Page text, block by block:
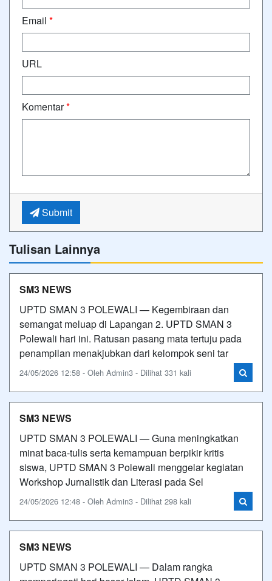
Email *
URL
Komentar*
Submit
Tulisan Lainnya
SM3 NEWS
UPTD SMAN 3 POLEWALI — Kegembiraan dan
semangat meluap di Lapangan 2. UPTD SMAN 3
Polewali hari ini. Ratusan pasang mata tertuju pada
penampilan menakjubkan dari kelompok seni tar
24/05/2026 12:58 - Oleh Admin3 - Dilihat 331 kali
SM3 NEWS
UPTD SMAN 3 POLEWALI — Guna meningkatkan
minat baca-tulis serta kemampuan berpikir kritis
siswa, UPTD SMAN 3 Polewali menggelar kegiatan
Workshop Jurnalistik dan Literasi pada Sel
24/05/2026 12:48 - Oleh Admin3 - Dilihat 298 kali
SM3 NEWS
UPTD SMAN 3 POLEWALI — Dalam rangka